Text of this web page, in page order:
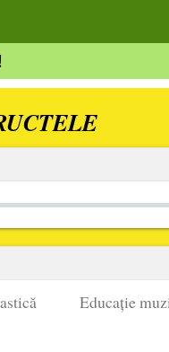
Educație